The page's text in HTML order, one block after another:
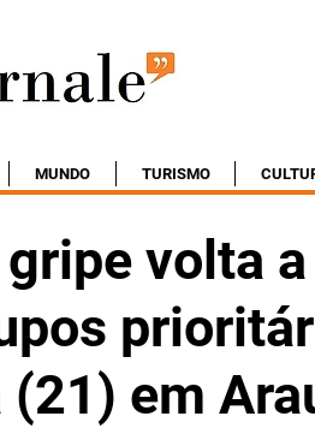
MUNDO TURISMO
volta
em